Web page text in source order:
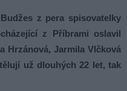
z pera spisovatelky
z Příbrami oslavil
Hrzánová, Jarmila Vlčková
už dlouhých 22 let, tak